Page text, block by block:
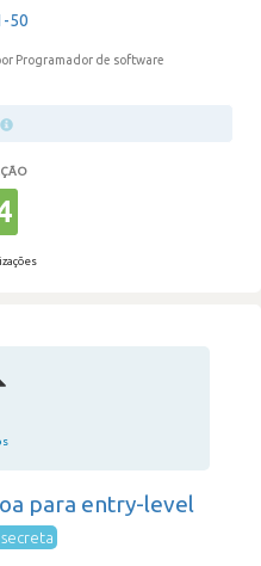
50
Programador de software
para entry-level